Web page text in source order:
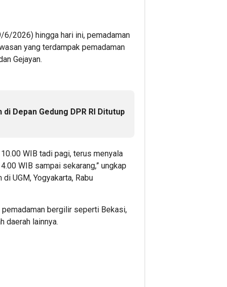
6/2026) hingga hari ini, pemadaman
yang terdampak pemadaman
Gejayan.
Depan Gedung DPR RI Ditutup
WIB tadi pagi, terus menyala
WIB sampai sekarang,” ungkap
UGM, Yogyakarta, Rabu
bergilir seperti Bekasi,
daerah lainnya.